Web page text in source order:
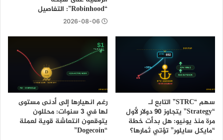
“Robinhood”: التفاصيل
2026-08-06
سهم “STRC” التابع لـ
“Strategy” يتجاوز 90 دولار لأول
مرة منذ يونيو: هل بدأت خطة
“مايكل سايلور” تؤتي ثمارها؟
رغم انهيارها إلى أدنى مستوى
لها في 3 سنوات: محللون
يتوقعون انتعاشة قوية لعملة
“Dogecoin”